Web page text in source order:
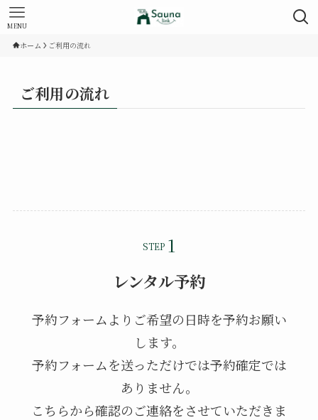
MENU
ホーム ご利用の流れ
ご利用の流れ
STEP
レンタル予約
予約フォームよりご希望の日時を予約お願い
します。
予約フォームを送っただけでは予約確定では
ありません。
こちらから確認のご連絡をさせていただきま